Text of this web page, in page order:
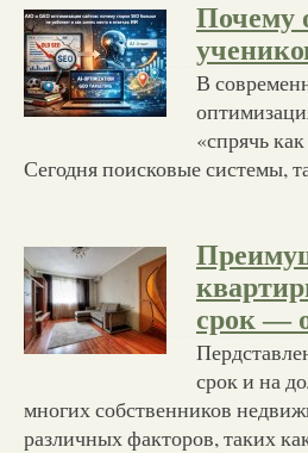
Почему
В
«спрячь
Сегодня поисковые системы,
срок —
срок и на
многих собственников
различных факторов, таких